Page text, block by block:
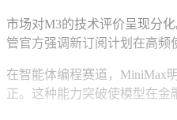
市场对M3的技术评价呈现分
管官方强调新订阅计划在高频
在智能体编程赛道，MiniMax
正。这种能力突破使模型在金